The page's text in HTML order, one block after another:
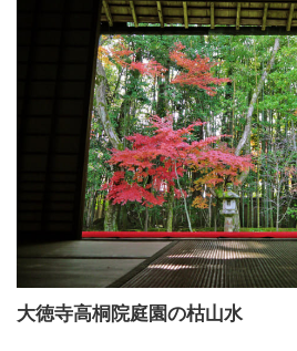
大徳寺高桐院庭園の枯山水